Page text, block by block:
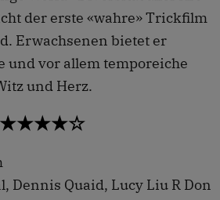
der erste «wahre» Trickfilm
Erwachsenen bietet er
und vor allem temporeiche
und Herz.
★★★★☆
Dennis Quaid, Lucy Liu R Don